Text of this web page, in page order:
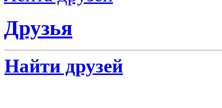
Друзья
Найти друзей